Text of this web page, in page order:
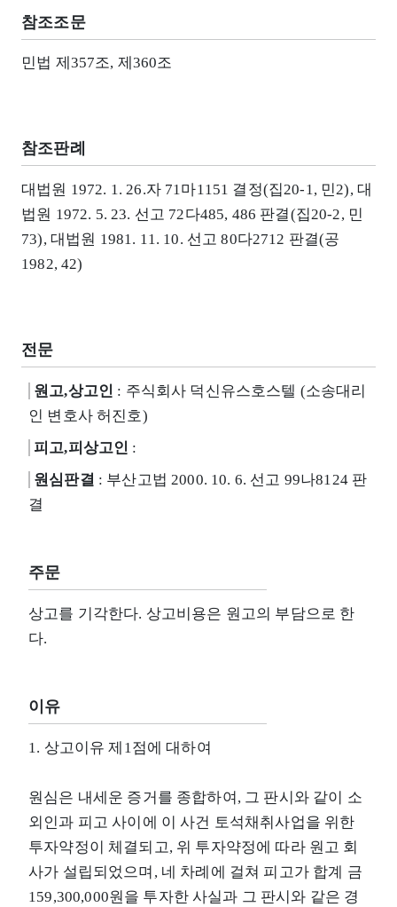
참조조문
민법 제357조, 제360조
참조판례
대법원 1972. 1. 26.자 71마1151 결정(집20-1, 민2), 대
법원 1972. 5. 23. 선고 72다485, 486 판결(집20-2, 민
73), 대법원 1981. 11. 10. 선고 80다2712 판결(공
1982, 42)
전문
원고,상고인 : 주식회사 덕신유스호스텔 (소송대리
인 변호사 허진호)
피고,피상고인 :
원심판결 : 부산고법 2000. 10. 6. 선고 99나8124 판
결
주문
상고를 기각한다. 상고비용은 원고의 부담으로 한
다.
이유
1. 상고이유 제1점에 대하여
원심은 내세운 증거를 종합하여, 그 판시와 같이 소
외인과 피고 사이에 이 사건 토석채취사업을 위한
투자약정이 체결되고, 위 투자약정에 따라 원고 회
사가 설립되었으며, 네 차례에 걸쳐 피고가 합계 금
159,300,000원을 투자한 사실과 그 판시와 같은 경